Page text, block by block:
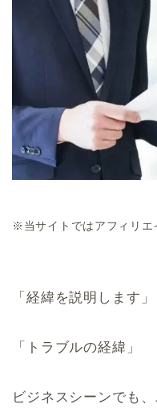
※当サイトではアフィリエ
「経緯を説明します」
「トラブルの経緯」
ビジネスシーンでも